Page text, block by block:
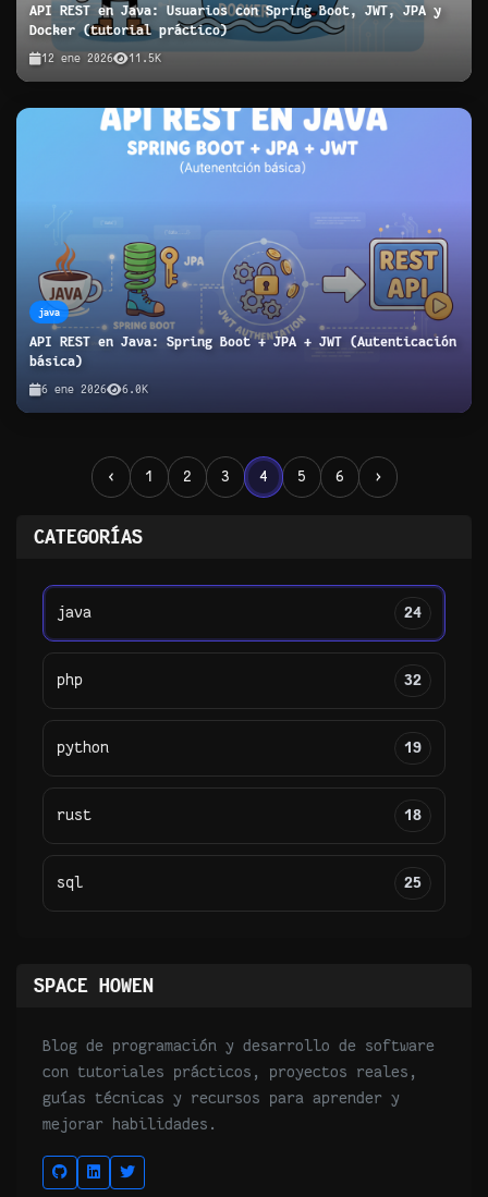
API REST en Java: Usuarios con Spring Boot, JWT, JPA y
Docker (tutorial práctico)
12 ene 2026 11.5K
java
API REST en Java: Spring Boot + JPA + JWT (Autenticación
básica)
6 ene 2026 6.0K
‹ 1 2 3 4 5 6 ›
CATEGORÍAS
java 24
php 32
python 19
rust 18
sql 25
SPACE HOWEN
Blog de programación y desarrollo de software
con tutoriales prácticos, proyectos reales,
guías técnicas y recursos para aprender y
mejorar habilidades.